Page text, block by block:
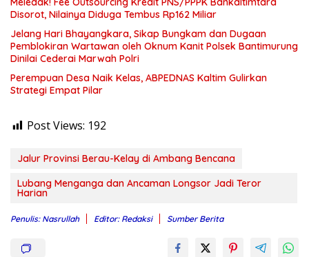
Disorot, Nilainya Diduga Tembus Rp162 Miliar
Jelang Hari Bhayangkara, Sikap Bungkam dan Dugaan
Pemblokiran Wartawan oleh Oknum Kanit Polsek Bantimurung
Dinilai Cederai Marwah Polri
Perempuan Desa Naik Kelas, ABPEDNAS Kaltim Gulirkan
Strategi Empat Pilar
Post Views: 192
Jalur Provinsi Berau-Kelay di Ambang Bencana
Lubang Menganga dan Ancaman Longsor Jadi Teror
Harian
Penulis: Nasrullah Editor: Redaksi Sumber Berita